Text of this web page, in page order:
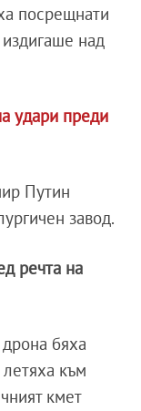
посрещнати
издигаше над
удари преди
Путин
завод.
речта на
бяха
към
кмет